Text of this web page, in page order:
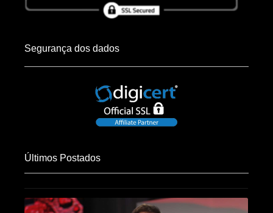
Segurança dos dados
Últimos Postados